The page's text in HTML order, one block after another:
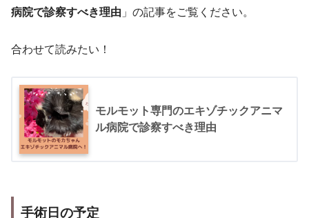
病院で診察すべき理由 」の記事をご覧ください。
合わせて読みたい！
モルモット専門のエキゾチックアニマ
ル病院で診察すべき理由
手術日の予定